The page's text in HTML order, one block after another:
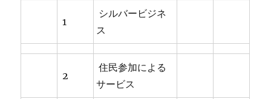
1
シルバービジネ
ス
2
住民参加による
サービス